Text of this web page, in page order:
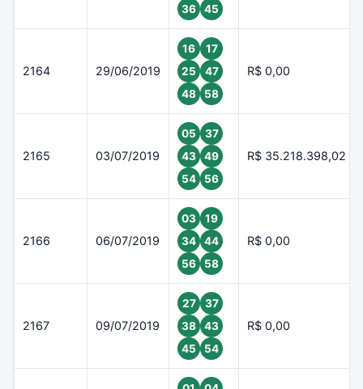
36
45
2164 29/06/2019
16
17
25
47
48
58
R$ 0,00
2165 03/07/2019
05
37
43
49
54
56
R$ 35.218.398,02
2166 06/07/2019
03
19
34
44
56
58
R$ 0,00
2167 09/07/2019
27
37
38
43
45
54
R$ 0,00